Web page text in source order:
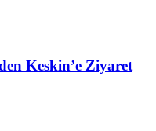
Keskin’e Ziyaret